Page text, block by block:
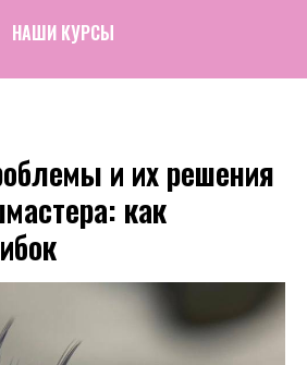
НАШИ КУРСЫ
и их решения
как